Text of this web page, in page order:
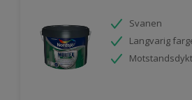
Svanen
Langvarig